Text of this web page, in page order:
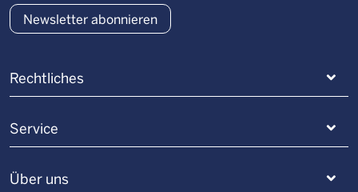
Rechtliches
Service
Über uns
Newsletter abonnieren